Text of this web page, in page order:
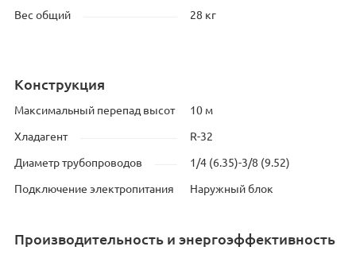
Вес общий 28 кг
Конструкция
Максимальный перепад высот 10 м
Хладагент R-32
Диаметр трубопроводов 1/4 (6.35)-3/8 (9.52)
Подключение электропитания Наружный блок
Производительность и энергоэффективность